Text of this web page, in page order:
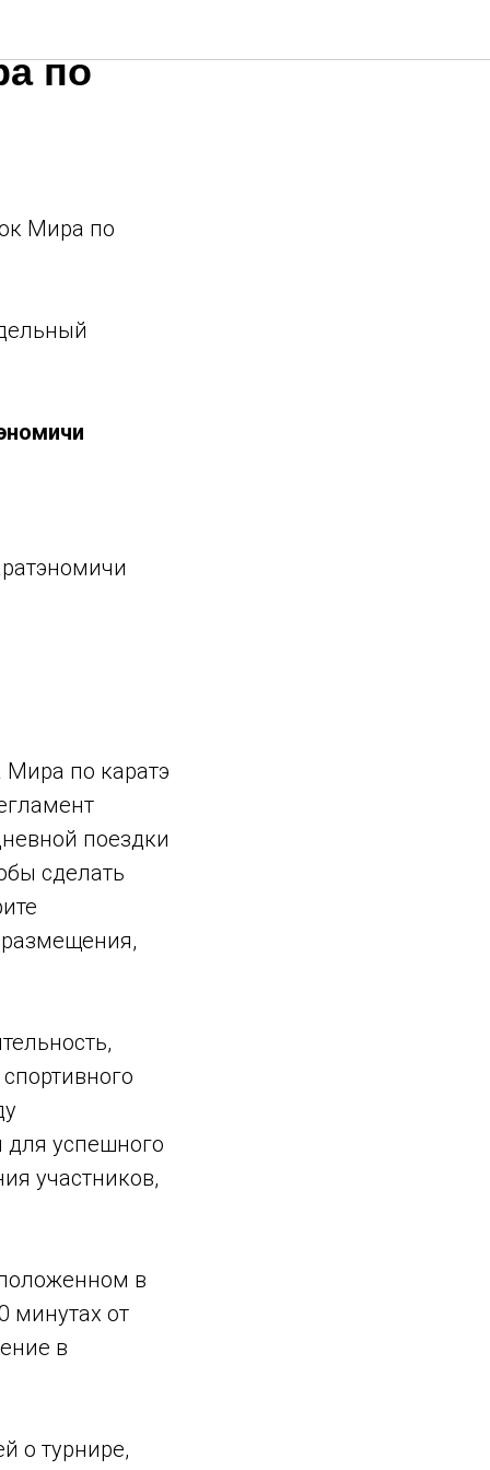
по
Мира по
по каратэ
поездки
сделать
успешного
участников,
в
минутах от
в
о турнире,